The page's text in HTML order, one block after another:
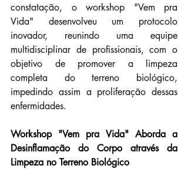
constatação, o workshop "Vem pra
Vida" desenvolveu um protocolo
inovador, reunindo uma equipe
multidisciplinar de profissionais, com o
objetivo de promover a limpeza
completa do terreno biológico,
impedindo assim a proliferação dessas
enfermidades.
Workshop "Vem pra Vida" Aborda a
Desinflamação do Corpo através da
Limpeza no Terreno Biológico